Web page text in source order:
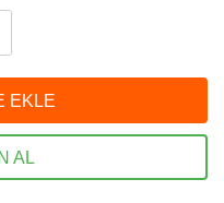
EKLE
AL